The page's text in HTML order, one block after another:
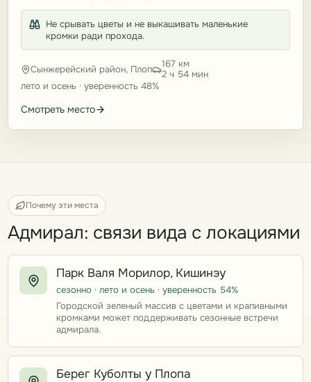
Не срывать цветы и не выкашивать маленькие
кромки ради прохода.
Сынжерейский район, Плоп
167 км
2 ч 54 мин
лето и осень · уверенность 48%
Смотреть место
Почему эти места
Адмирал: связи вида с локациями
Парк Валя Морилор, Кишинэу
сезонно · лето и осень · уверенность 54%
Городской зеленый массив с цветами и крапивными
кромками может поддерживать сезонные встречи
адмирала.
Берег Куболты у Плопа